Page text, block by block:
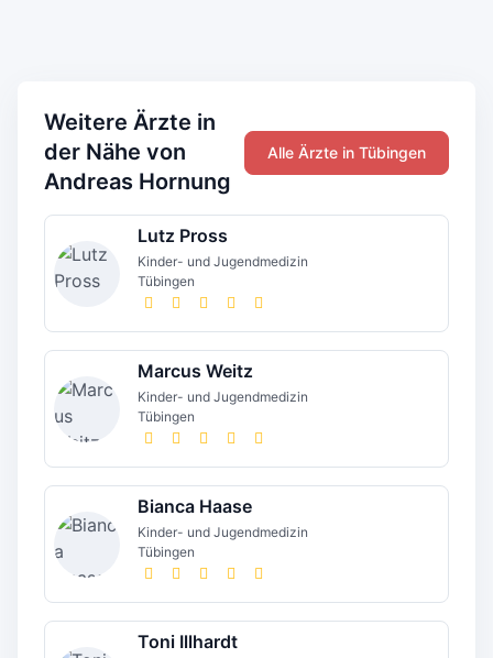
Weitere Ärzte in
der Nähe von
Andreas Hornung
Alle Ärzte in Tübingen
Lutz Pross
Kinder- und Jugendmedizin
Tübingen
Marcus Weitz
Kinder- und Jugendmedizin
Tübingen
Bianca Haase
Kinder- und Jugendmedizin
Tübingen
Toni Illhardt